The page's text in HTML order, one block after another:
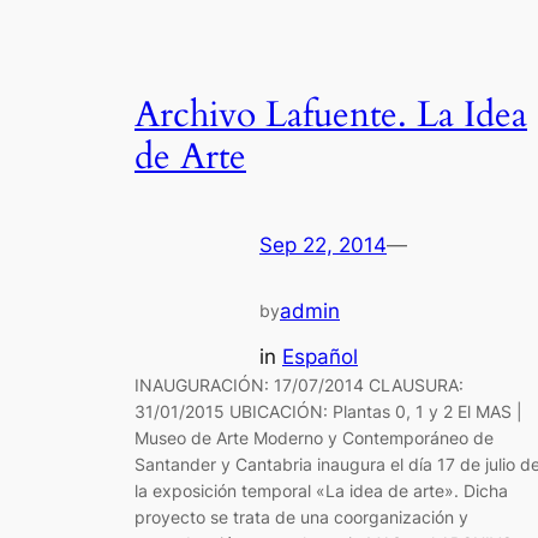
Archivo Lafuente. La Idea
de Arte
Sep 22, 2014—
byadmin
in Español
INAUGURACIÓN: 17/07/2014 CLAUSURA:
31/01/2015 UBICACIÓN: Plantas 0, 1 y 2 El MAS |
Museo de Arte Moderno y Contemporáneo de
Santander y Cantabria inaugura el día 17 de julio
la exposición temporal «La idea de arte». Dicha
proyecto se trata de una coorganización y